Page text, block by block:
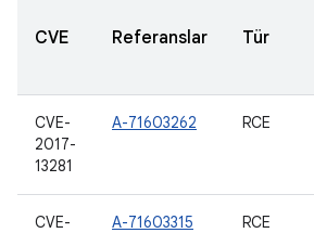
CVE Referanslar Tür
CVE-
2017-
13281
A-71603262 RCE
CVE-
A-71603315 RCE